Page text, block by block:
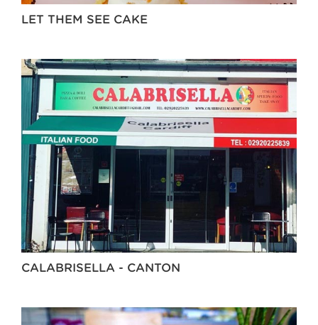
LET THEM SEE CAKE
CALABRISELLA - CANTON